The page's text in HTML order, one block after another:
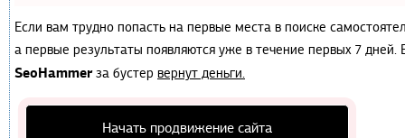
Если вам трудно попасть на первые места в поиске
а первые результаты появляются уже в течение первых 7
SeoHammerза бустер вернут деньги.
Начать продвижение сайта